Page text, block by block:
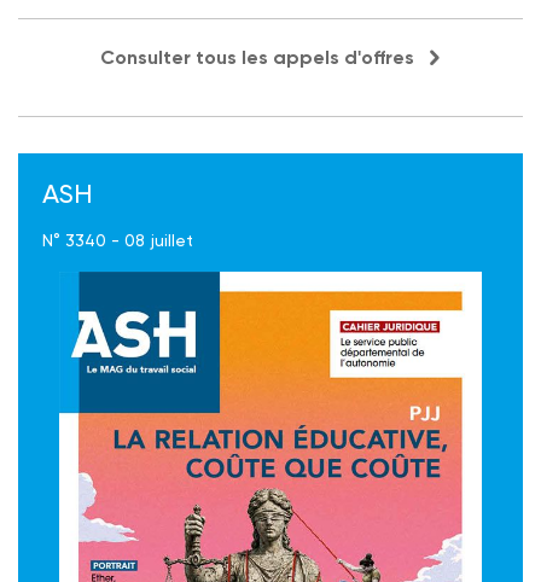
Consulter tous les appels d'offres
ASH
N° 3340 - 08 juillet